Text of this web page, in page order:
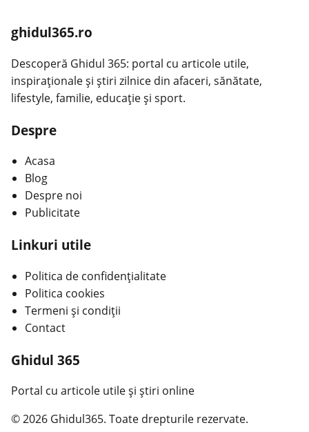
ghidul365.ro
Descoperă Ghidul 365: portal cu articole utile,
inspiraționale și știri zilnice din afaceri, sănătate,
lifestyle, familie, educație și sport.
Despre
Acasa
Blog
Despre noi
Publicitate
Linkuri utile
Politica de confidențialitate
Politica cookies
Termeni și condiții
Contact
Ghidul 365
Portal cu articole utile și știri online
© 2026 Ghidul365. Toate drepturile rezervate.